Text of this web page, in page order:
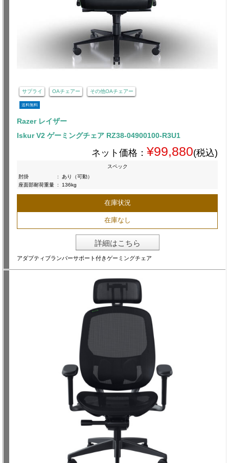
サプライ OAチェアー その他OAチェアー
送料無料
Razer レイザー
Iskur V2 ゲーミングチェア RZ38-04900100-R3U1
ネット価格： ¥99,880(税込)
スペック
肘掛
:
あり（可動）
座面部耐荷重量 : 136kg
在庫状況
在庫なし
詳細はこちら
アダプティブランバーサポート付きゲーミングチェア